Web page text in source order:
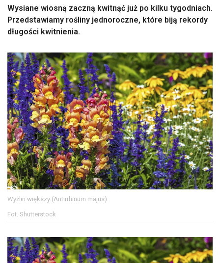
Wysiane wiosną zaczną kwitnąć już po kilku tygodniach.
Przedstawiamy rośliny jednoroczne, które biją rekordy
długości kwitnienia.
Wyżlin większy (Antirrhinum majus)
Fot. Shutterstock